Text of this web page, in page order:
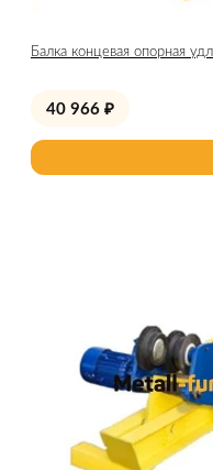
Балка концевая опорная
40 966 ₽